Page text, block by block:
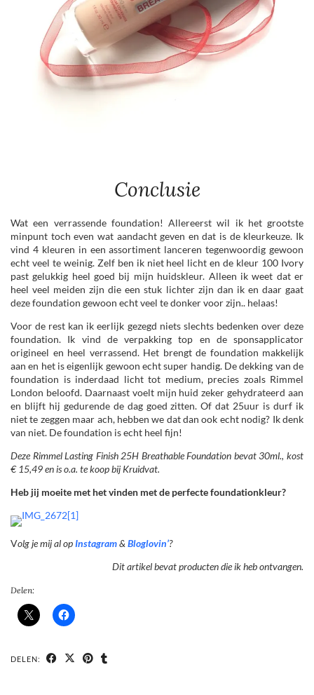
Conclusie
Wat een verrassende foundation! Allereerst wil ik het grootste
minpunt toch even wat aandacht geven en dat is de kleurkeuze. Ik
vind 4 kleuren in een assortiment lanceren tegenwoordig gewoon
echt veel te weinig. Zelf ben ik niet heel licht en de kleur 100 Ivory
past gelukkig heel goed bij mijn huidskleur. Alleen ik weet dat er
heel veel meiden zijn die een stuk lichter zijn dan ik en daar gaat
deze foundation gewoon echt veel te donker voor zijn.. helaas!
Voor de rest kan ik eerlijk gezegd niets slechts bedenken over deze
foundation. Ik vind de verpakking top en de sponsapplicator
origineel en heel verrassend. Het brengt de foundation makkelijk
aan en het is eigenlijk gewoon echt super handig. De dekking van de
foundation is inderdaad licht tot medium, precies zoals Rimmel
London beloofd. Daarnaast voelt mijn huid zeker gehydrateerd aan
en blijft hij gedurende de dag goed zitten. Of dat 25uur is durf ik
niet te zeggen maar ach, hebben we dat dan ook echt nodig? Ik denk
van niet. De foundation is echt heel fijn!
Deze Rimmel Lasting Finish 25H Breathable Foundation bevat 30ml., kost
€ 15,49 en is o.a. te koop bij Kruidvat.
Heb jij moeite met het vinden met de perfecte foundationkleur?
Volg je mij al opInstagram& Bloglovin’?
Dit artikel bevat producten die ik heb ontvangen.
Delen:
DELEN: